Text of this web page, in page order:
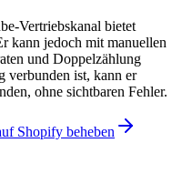
Vertriebskanal bietet
kann jedoch mit manuellen
und Doppelzählung
verbunden ist, kann er
ohne sichtbaren Fehler.
Shopify beheben